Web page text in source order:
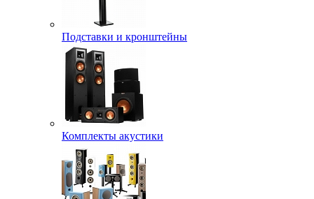
Подставки и кронштейны
Комплекты акустики